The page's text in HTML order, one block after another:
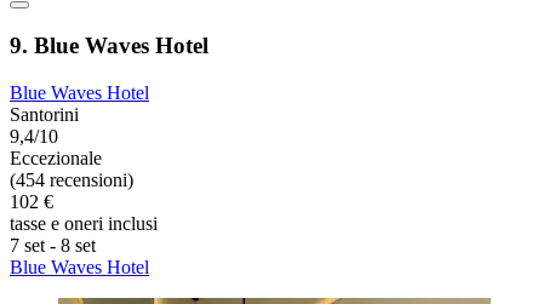
9. Blue Waves Hotel
Blue Waves Hotel
Santorini
9,4/10
Eccezionale
(454 recensioni)
102 €
tasse e oneri inclusi
7 set - 8 set
Blue Waves Hotel